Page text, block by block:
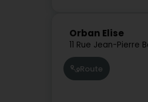
Orban Elise
11 Rue Jean-Pierre
Route